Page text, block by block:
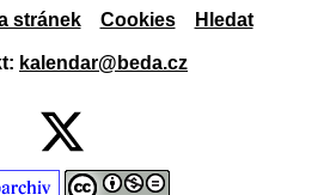
stránek Cookies Hledat
kalendar@beda.cz